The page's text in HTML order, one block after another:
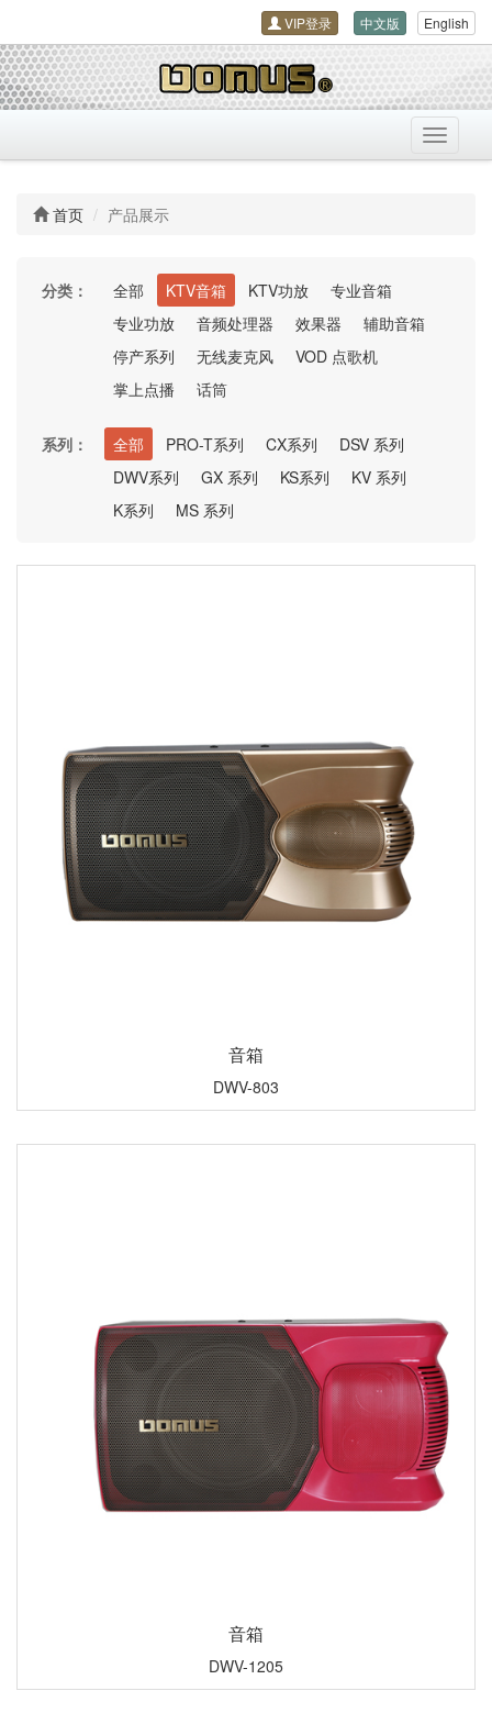
VIP登录 中文版 English
导
航
首页 产品展示
分类： 全部 KTV音箱 KTV功放
专业音箱
专业功放
音频处理器 效果器
辅助音箱
停产系列
无线麦克风
VOD 点歌机
掌上点播
话筒
系列： 全部 PRO-T系列 CX系列
DSV 系列
DWV系列
GX 系列 KS系列
KV 系列
K系列
MS 系列
音箱
DWV-803
音箱
DWV-1205